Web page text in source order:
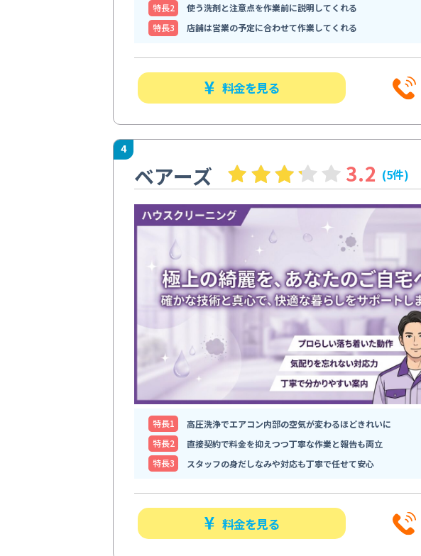
特⻑2
使う洗剤と注意点を作業前に説明してくれる
特⻑3
店舗は営業の予定に合わせて作業してくれる
料金を見る
4
ベアーズ 3.2 (5件)
特⻑1
高圧洗浄でエアコン内部の空気が変わるほどきれいに
特⻑2
直接契約で料金を抑えつつ丁寧な作業と報告も両立
特⻑3
スタッフの身だしなみや対応も丁寧で任せて安心
料金を見る